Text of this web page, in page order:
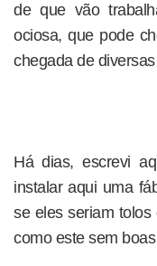
de que vão
ociosa, que pode
chegada de
Há dias, escrevi
instalar aqui uma
se eles seriam
como este sem